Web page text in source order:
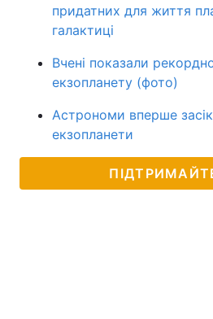
придатних для життя
галактиці
Вчені показали
екзопланету (фото)
Астрономи вперше
екзопланети